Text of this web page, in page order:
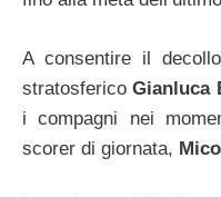
A consentire il
stratosfericoGianluca
i compagni nei
scorer di giornata,